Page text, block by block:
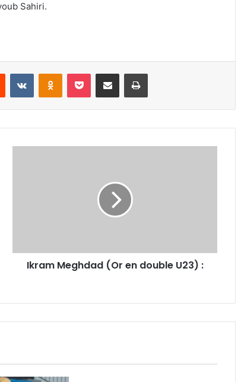
Sahiri.
Reddit VKontakteOdnoklassniki
Pocket Partager par email Imprimer
Ikram Meghdad (Or en double U23) :